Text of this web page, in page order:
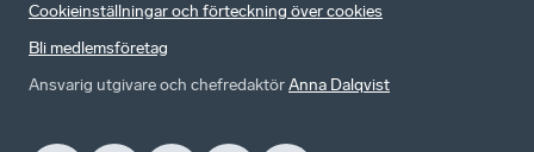
Cookieinställningar och förteckning över cookies
Bli medlemsföretag
Ansvarig utgivare och chefredaktörAnna Dalqvist